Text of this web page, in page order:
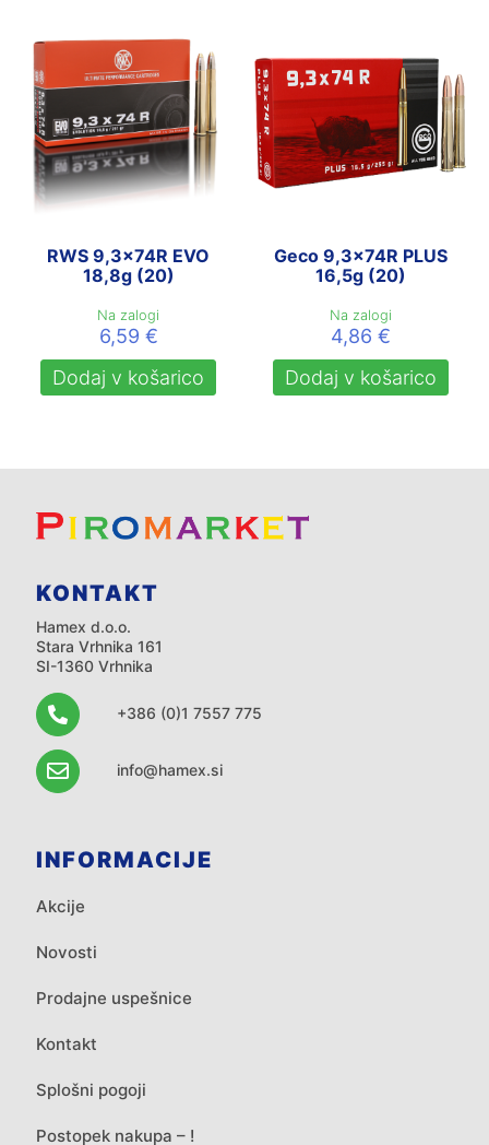
RWS 9,3x74R EVO
18,8g (20)
Na zalogi
6,59 €
Dodaj v košarico
Geco 9,3x74R PLUS
16,5g (20)
Na zalogi
4,86 €
Dodaj v košarico
KONTAKT
Hamex d.o.o.
Stara Vrhnika 161
SI-1360 Vrhnika
+386 (0)1 7557 775
info@hamex.si
INFORMACIJE
Akcije
Novosti
Prodajne uspešnice
Kontakt
Splošni pogoji
Postopek nakupa – !